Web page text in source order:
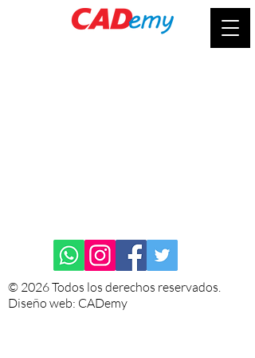
© 2026 Todos los derechos reservados.
Diseño web: CADemy